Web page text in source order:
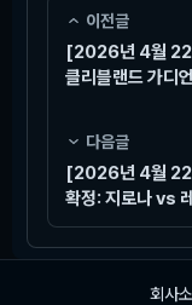
이전글
[2026년 4월 22
클리블랜드 가디
다음글
[2026년 4월 22
확정: 지로나 vs
회사